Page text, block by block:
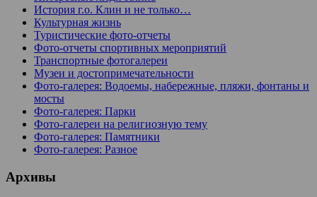
История г.о. Клин и не только…
Культурная жизнь
Туристические фото-отчеты
Фото-отчеты спортивных мероприятий
Транспортные фотогалереи
Музеи и достопримечательности
Фото-галерея: Водоемы, набережные, пляжи, фонтаны и
мосты
Фото-галерея: Парки
Фото-галереи на религиозную тему
Фото-галерея: Памятники
Фото-галерея: Разное
Архивы